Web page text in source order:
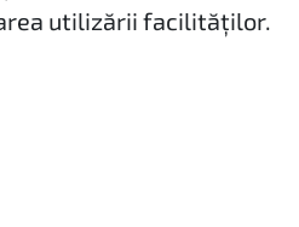
utilizării facilităților.